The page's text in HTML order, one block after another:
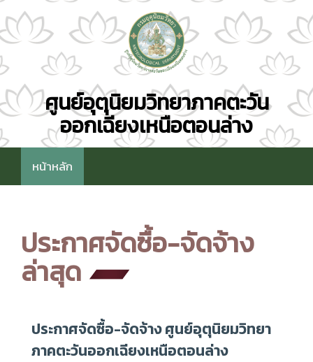
ศูนย์อุตุนิยมวิทยาภาคตะวัน
ออกเฉียงเหนือตอนล่าง
หน้าหลัก
ประกาศจัดซื้อ-จัดจ้าง
ล่าสุด